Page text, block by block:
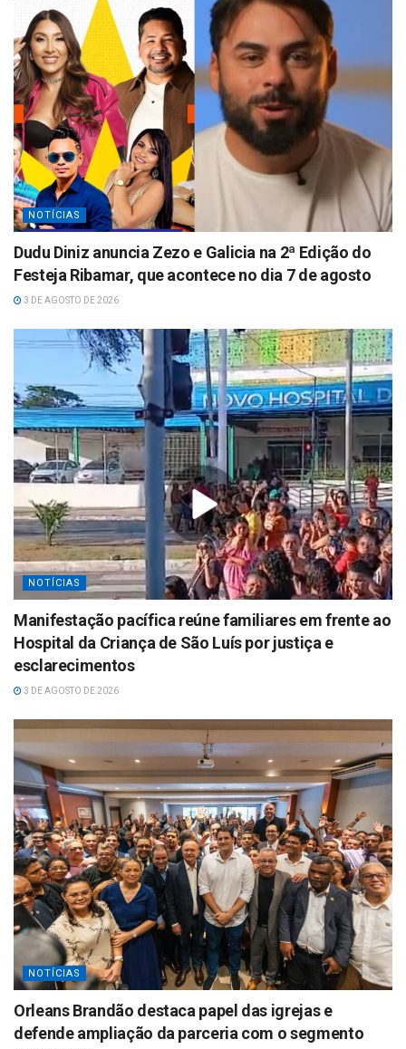
p
NOTÍCIAS
Dudu Diniz anuncia Zezo e Galicia na 2ª Edição do
Festeja Ribamar, que acontece no dia 7 de agosto
3 DE AGOSTO DE 2026
NOTÍCIAS
Manifestação pacífica reúne familiares em frente ao
Hospital da Criança de São Luís por justiça e
esclarecimentos
3 DE AGOSTO DE 2026
NOTÍCIAS
Orleans Brandão destaca papel das igrejas e
defende ampliação da parceria com o segmento